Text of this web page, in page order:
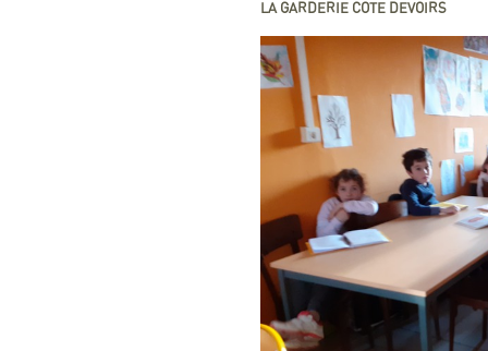
LA GARDERIE COTE DEVOIRS